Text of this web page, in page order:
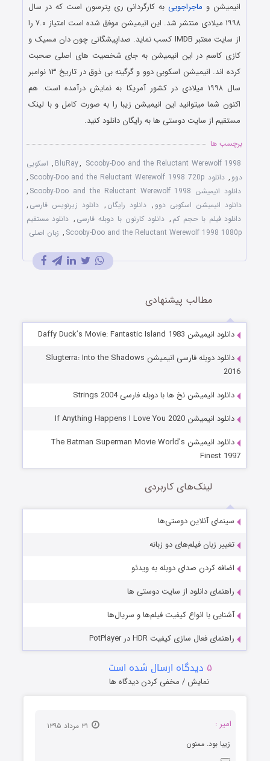
انیمیشن و ماجراجوییبه کارگردانی ری پترسون است که در سال
۱۹۹۸ میلادی منتشر شد. این انیمیشن موفق شده است امتیاز ۷.۰ را
از سایت معتبر IMDB کسب نماید. صداپیشگانی چون دان مسیک و
کازی کاسم در این انیمیشن به جای شخصیت های اصلی صحبت
کرده اند. انیمیشن اسکوبی دوو و گرگینه بی ذوق در تاریخ ۱۳ نوامبر
سال ۱۹۹۸ میلادی در کشور آمریکا به نمایش درآمده است. هم
اکنون شما میتوانید این انیمیشن زیبا را به صورت کامل و با لینک
مستقیم از سایت دوستی ها به رایگان دانلود کنید.
برچسب ها
BluRay, Scooby-Doo and the Reluctant Werewolf 1998
, اسکوبی
دوو , دانلود Scooby-Doo and the Reluctant Werewolf 1998 720p
,
دانلود انیمیشن Scooby-Doo and the Reluctant Werewolf 1998
,
دانلود انیمیشن اسکوبی دوو , دانلود رایگان , دانلود زیرنویس فارسی ,
دانلود فیلم با حجم کم , دانلود کارتون با دوبله فارسی , دانلود مستقیم
Scooby-Doo and the Reluctant Werewolf 1998 1080p
, زبان اصلی
مطالب پیشنهادی
دانلود انیمیشن Daffy Duck’s Movie: Fantastic Island 1983
دانلود دوبله فارسی انیمیشن Slugterra: Into the Shadows
2016
دانلود انیمیشن نخ ها با دوبله فارسی Strings 2004
دانلود انیمیشن If Anything Happens I Love You 2020
دانلود انیمیشن The Batman Superman Movie World’s
Finest 1997
لینک‌های کاربردی
سینمای آنلاین دوستی‌ها
تغییر زبان فیلم‌های دو زبانه
اضافه کردن صدای دوبله به ویدئو
راهنمای دانلود از سایت دوستی ها
آشنایی با انواع کیفیت فیلم‌ها و سریال‌ها
راهنمای فعال سازی کیفیت HDR در PotPlayer
۵ دیدگاه ارسال شده است
نمایش / مخفی کردن دیدگاه ها
امیر :
زیبا بود. ممنون